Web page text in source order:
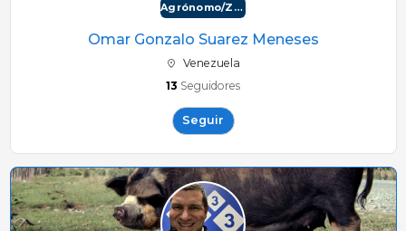
Agrónomo/Zootécnico
Omar Gonzalo Suarez Meneses
Venezuela
13 Seguidores
Seguir